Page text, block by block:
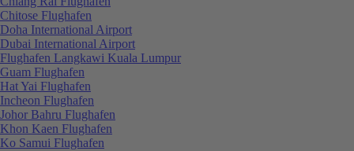
Chitose Flughafen
Doha International Airport
Dubai International Airport
Flughafen Langkawi Kuala Lumpur
Guam Flughafen
Hat Yai Flughafen
Incheon Flughafen
Johor Bahru Flughafen
Khon Kaen Flughafen
Ko Samui Flughafen